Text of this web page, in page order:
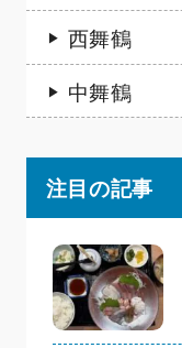
西舞鶴
中舞鶴
注目の記事